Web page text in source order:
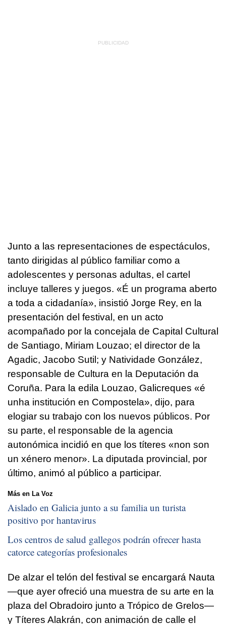
Junto a las representaciones de espectáculos,
tanto dirigidas al público familiar como a
adolescentes y personas adultas, el cartel
incluye talleres y juegos. «É un programa aberto
a toda a cidadanía», insistió Jorge Rey, en la
presentación del festival, en un acto
acompañado por la concejala de Capital Cultural
de Santiago, Miriam Louzao; el director de la
Agadic, Jacobo Sutil; y Natividade González,
responsable de Cultura en la Deputación da
Coruña. Para la edila Louzao, Galicreques «é
unha institución en Compostela», dijo, para
elogiar su trabajo con los nuevos públicos. Por
su parte, el responsable de la agencia
autonómica incidió en que los títeres «non son
un xénero menor». La diputada provincial, por
último, animó al público a participar.
Más en La Voz
Aislado en Galicia junto a su familia un turista
positivo por hantavirus
Los centros de salud gallegos podrán ofrecer hasta
catorce categorías profesionales
De alzar el telón del festival se encargará Nauta
—que ayer ofreció una muestra de su arte en la
plaza del Obradoiro junto a Trópico de Grelos—
y Títeres Alakrán, con animación de calle el